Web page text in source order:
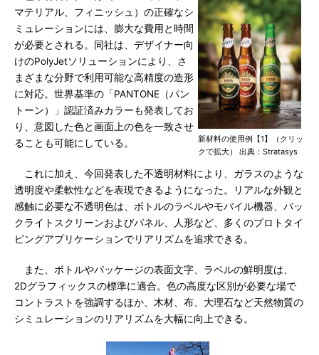
新材料の使用例【1】（クリッ
クで拡大） 出典：Stratasys
マテリアル、フィニッシュ）の正確なシ
ミュレーションには、膨大な費用と時間
が必要とされる。同社は、デザイナー向
けのPolyJetソリューションにより、さ
まざまな分野で利用可能な高精度の造形
に対応。世界基準の「PANTONE（パン
トーン）」認証済みカラーも発表してお
り、意図した色と画面上の色を一致させ
ることも可能にしている。
これに加え、今回発表した不透明材料により、ガラスのような
透明度や柔軟性などを表現できるようになった。リアルな外観と
感触に必要な不透明色は、ボトルのラベルやモバイル機器、バッ
クライトスクリーンおよびパネル、人形など、多くのプロトタイ
ピングアプリケーションでリアリズムを追求できる。
また、ボトルやパッケージの表面文字、ラベルの鮮明度は、
2Dグラフィックスの標準に適合。色の高度な区別が必要な場で
コントラストを強調するほか、木材、布、大理石など天然物質の
シミュレーションのリアリズムを大幅に向上できる。